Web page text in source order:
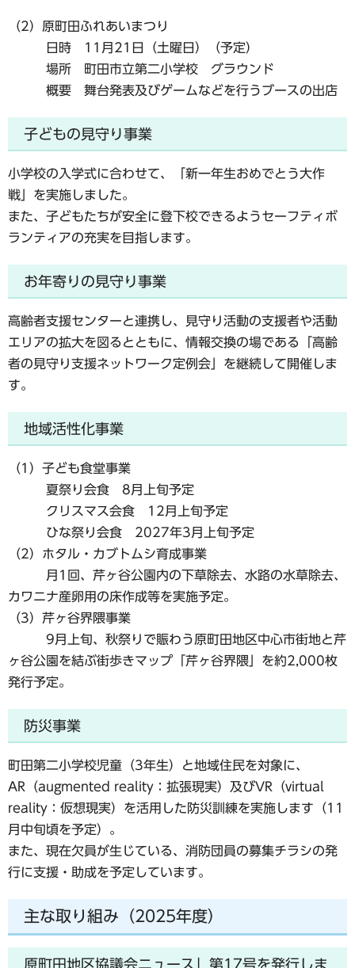
（2）原町田ふれあいまつり
日時 11月21日（土曜日）（予定）
場所 町田市立第二小学校 グラウンド
概要 舞台発表及びゲームなどを行うブースの出店
子どもの見守り事業
小学校の入学式に合わせて、「新一年生おめでとう大作
戦」を実施しました。
また、子どもたちが安全に登下校できるようセーフティボ
ランティアの充実を目指します。
お年寄りの見守り事業
高齢者支援センターと連携し、見守り活動の支援者や活動
エリアの拡大を図るとともに、情報交換の場である「高齢
者の見守り支援ネットワーク定例会」を継続して開催しま
す。
地域活性化事業
（1）子ども食堂事業
夏祭り会食 8月上旬予定
クリスマス会食 12月上旬予定
ひな祭り会食 2027年3月上旬予定
（2）ホタル・カブトムシ育成事業
月1回、芹ヶ谷公園内の下草除去、水路の水草除去、
カワニナ産卵用の床作成等を実施予定。
（3）芹ヶ谷界隈事業
9月上旬、秋祭りで賑わう原町田地区中心市街地と芹
ヶ谷公園を結ぶ街歩きマップ「芹ヶ谷界隈」を約2,000枚
発行予定。
防災事業
町田第二小学校児童（3年生）と地域住民を対象に、
AR（augmented reality：拡張現実）及びVR（virtual
reality：仮想現実）を活用した防災訓練を実施します（11
月中旬頃を予定）。
また、現在欠員が生じている、消防団員の募集チラシの発
行に支援・助成を予定しています。
主な取り組み（2025年度）
原町田地区協議会ニュース」第17号を発行しま